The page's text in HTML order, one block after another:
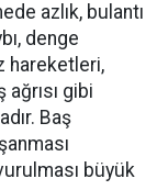
azlık, bulantı
denge
hareketleri,
gibi
Baş
büyük